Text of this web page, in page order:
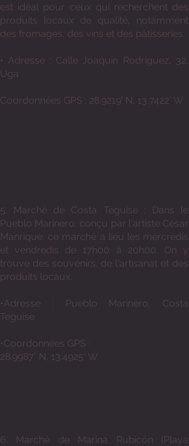
est idéal pour ceux qui recherchent des
produits locaux de qualité, notamment
des fromages, des vins et des pâtisseries.
• Adresse : Calle Joaquín Rodríguez, 32,
Uga
Coordonnées GPS : 28.9219° N, 13.7422° W
5. Marché de Costa Teguise : Dans le
Pueblo Marinero, conçu par l'artiste César
Manrique, ce marché a lieu les mercredis
et vendredis de 17h00 à 20h00. On y
trouve des souvenirs, de l'artisanat et des
produits locaux.
•Adresse : Pueblo Marinero, Costa
Teguise
•Coordonnées GPS :
28.9987° N, 13.4925° W
6. Marché de Marina Rubicón (Playa